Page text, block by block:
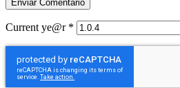
Current ye@r *